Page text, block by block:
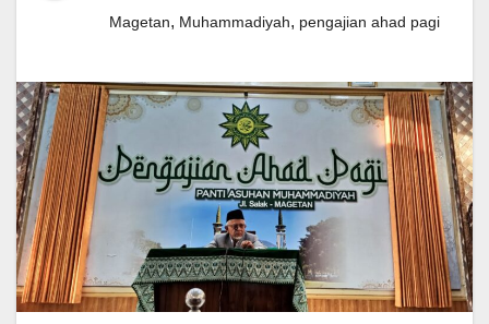
Magetan, Muhammadiyah, pengajian ahad pagi